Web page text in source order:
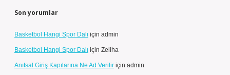
Son yorumlar
Basketbol Hangi Spor Dalı için admin
Basketbol Hangi Spor Dalı için Zeliha
Anıtsal Giriş Kapılarına Ne Ad Verilir için admin